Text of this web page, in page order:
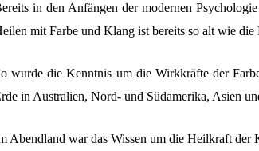
in den Anfängen der modernen
mit Farbe und Klang ist bereits so alt wie die
wurde die Kenntnis um die Wirkkräfte der
in Australien, Nord- und Südamerika, Asien
Abendland war das Wissen um die Heilkraft der